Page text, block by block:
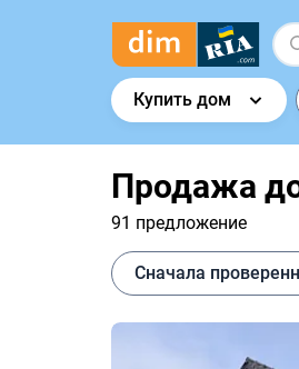
Купить дом
Продажа
91 предложение
Сначала